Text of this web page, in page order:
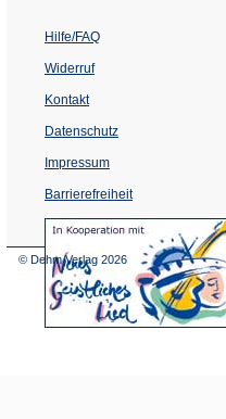
Hilfe/FAQ
Widerruf
Kontakt
Datenschutz
Impressum
Barrierefreiheit
© Dehm Verlag 2026